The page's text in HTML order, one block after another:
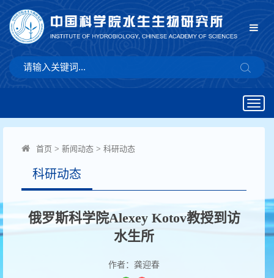
首页 > 新闻动态 > 科研动态
科研动态
俄罗斯科学院Alexey Kotov教授到访
水生所
作者：龚迎春